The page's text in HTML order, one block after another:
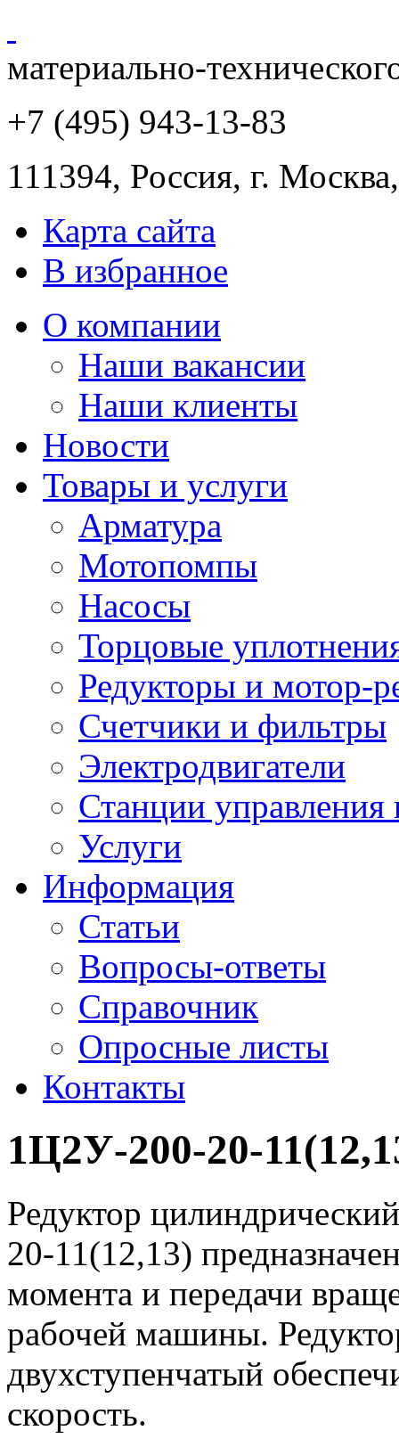
материально-
+7 (495) 943-13-83
111394, Россия, г. Москва
Карта сайта
В избранное
О компании
Наши вакансии
Наши клиенты
Новости
Товары и услуги
Арматура
Мотопомпы
Насосы
Торцовые
Редукторы и мотор-
Счетчики и фильтры
Электродвигатели
Станции управления
Услуги
Информация
Статьи
Вопросы-ответы
Справочник
Опросные листы
Контакты
1Ц2У-200-20-
Редуктор
20-11(12,13)
момента и передачи
рабочей машины.
двухступенчатый
скорость.